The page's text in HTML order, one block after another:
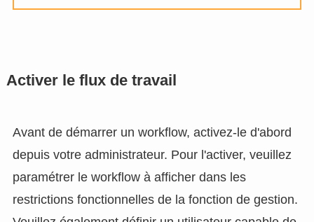
Activer le flux de travail
Avant de démarrer un workflow, activez-le d'abord
depuis votre administrateur. Pour l'activer, veuillez
paramétrer le workflow à afficher dans les
restrictions fonctionnelles de la fonction de gestion.